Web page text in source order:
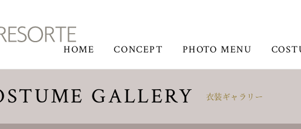
HOME CONCEPT PHOTO MENU
GALLERY 衣装ギャラリー